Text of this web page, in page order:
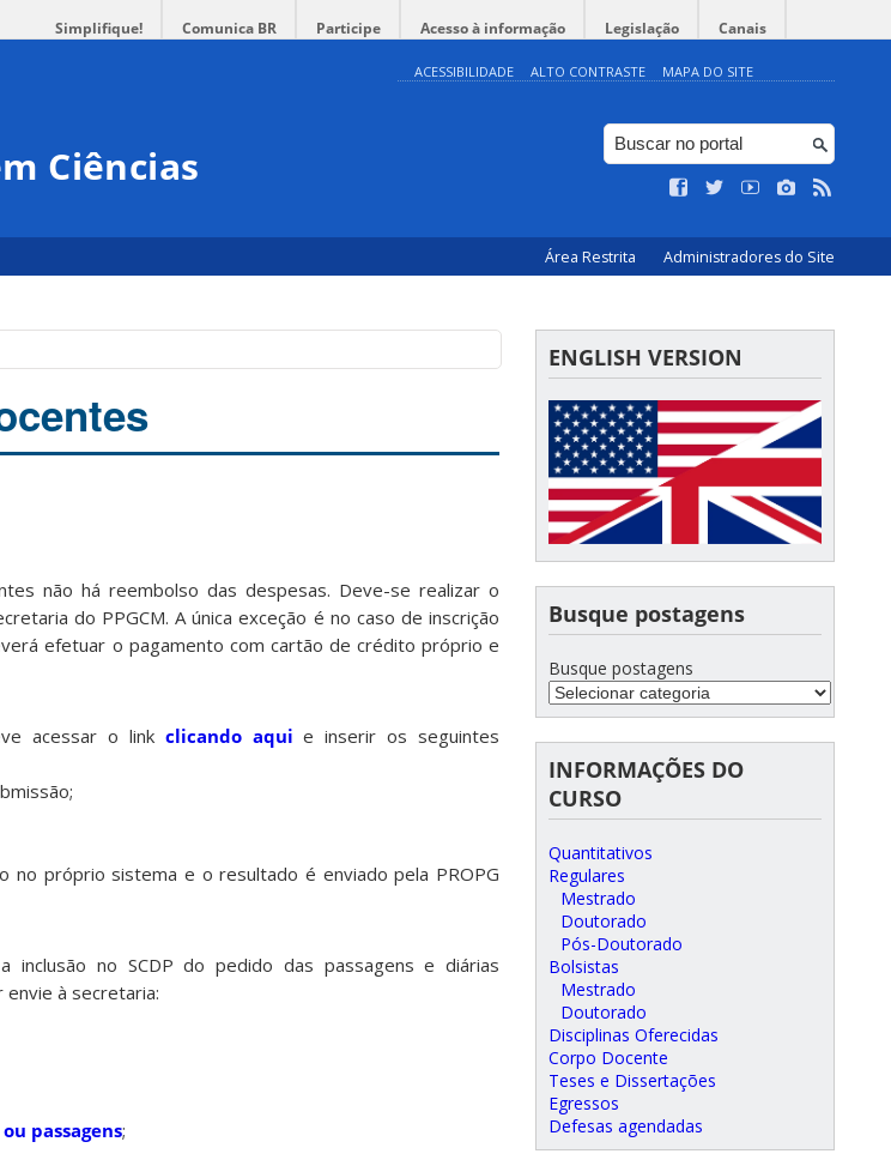
Simplifique! Comunica BR Participe Acesso à informação Legislação Canais
ACESSIBILIDADE ALTO CONTRASTE MAPA DO SITE
Ciências
Área Restrita Administradores do Site
não há reembolso das despesas. Deve-se realizar o
do PPGCM. A única exceção é no caso de inscrição
efetuar o pagamento com cartão de crédito próprio e
acessar o link clicando aqui e inserir os seguintes
no próprio sistema e o resultado é enviado pela PROPG
no SCDP do pedido das passagens e diárias
à secretaria:
passagens;
ENGLISH VERSION
Busque postagens
Busque postagens
INFORMAÇÕES DO
CURSO
Quantitativos
Regulares
Mestrado
Doutorado
Pós-Doutorado
Bolsistas
Mestrado
Doutorado
Disciplinas Oferecidas
Corpo Docente
Teses e Dissertações
Egressos
Defesas agendadas